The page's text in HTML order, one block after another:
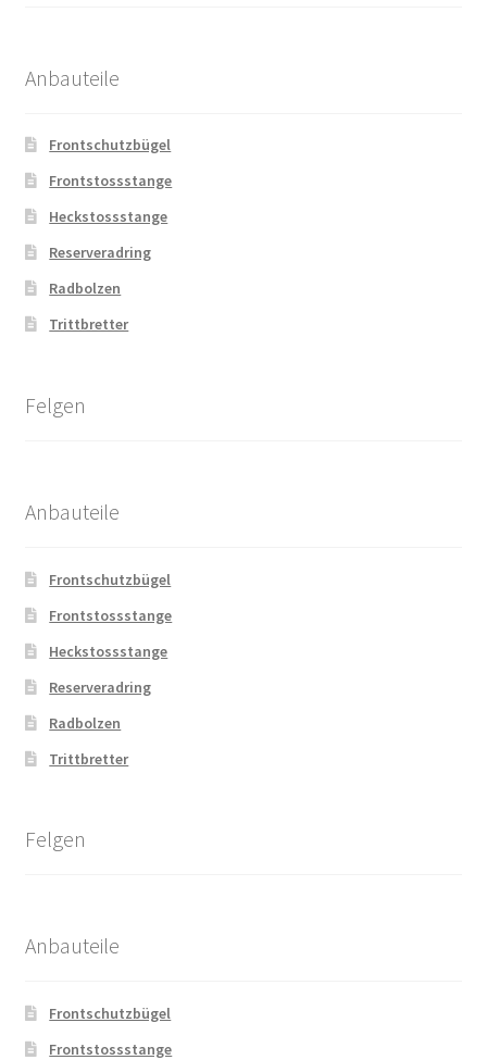
Anbauteile
Frontschutzbügel
Frontstossstange
Heckstossstange
Reserveradring
Radbolzen
Trittbretter
Felgen
Anbauteile
Frontschutzbügel
Frontstossstange
Heckstossstange
Reserveradring
Radbolzen
Trittbretter
Felgen
Anbauteile
Frontschutzbügel
Frontstossstange